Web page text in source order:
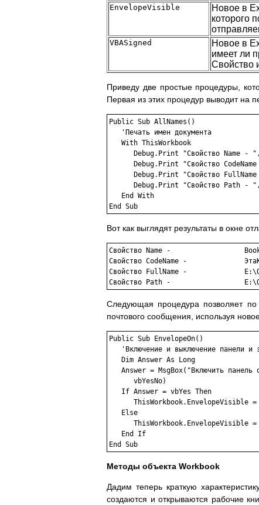
EnvelopeVisible
Новое в
которого
VBASigned
Новое в
имеет ли
Свойство
Приведу две простые процедуры,
Первая из этих процедур выводит на
Public Sub AllNames()
   'Печать имен документа
   With ThisWorkbook
Debug.Print "Свойство Name -
Debug.Print "Свойство
Debug.Print "Свойство
Debug.Print "Свойство Path -
   End With
End Sub
Вот как выглядят результаты в окне
Свойство Name -			 BookOne.xls
Свойство CodeName -		 ЭтаКнига
Свойство FullName -		 E:\O2000\DsCd\Ch11\BookOne.xls
Следующая процедура позволяет по
почтового сообщения, используя
Public Sub EnvelopeOn()
'Включение и выключение панели и
   Dim Answer As Long
Answer = MsgBox("Включить панель
      vbYesNo)
   If Answer = vbYes Then
ThisWorkbook.EnvelopeVisible =
   Else
ThisWorkbook.EnvelopeVisible =
   End If
Методы объекта Workbook
Дадим теперь краткую
создаются и открываются рабочие